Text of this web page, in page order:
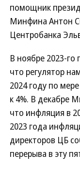
помощник
Минфина Антон
Центробанка
В ноябре 2023-
что регулятор
2024 году по
к 4%. В декабре
что инфляция в
2023 года
директоров ЦБ
перерыва в эту